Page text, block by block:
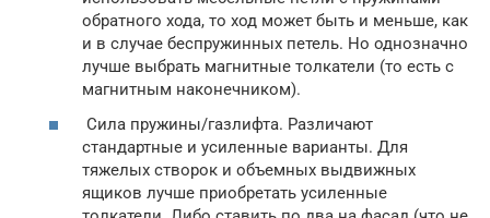
обратного хода, то ход может быть и меньше, как
и в случае беспружинных петель. Но однозначно
лучше выбрать магнитные толкатели (то есть с
магнитным наконечником).
Сила пружины/газлифта. Различают
стандартные и усиленные варианты. Для
тяжелых створок и объемных выдвижных
ящиков лучше приобретать усиленные